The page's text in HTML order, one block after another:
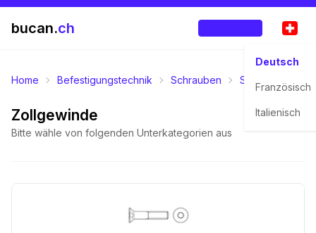
bucan.ch
Deutsch
Französisch
Italienisch
Home Befestigungstechnik Schrauben
Zollgewinde
Bitte wähle von folgenden Unterkategorien aus